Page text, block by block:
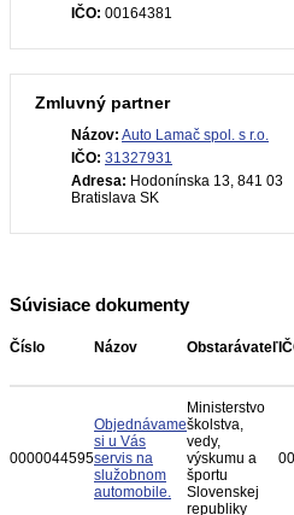
IČO: 00164381
Zmluvný partner
Názov: Auto Lamač spol. s r.o.
IČO: 31327931
Adresa: Hodonínska 13, 841 03
Bratislava SK
Súvisiace dokumenty
Číslo Názov Obstarávateľ
0000044595
Objednávame
si u Vás
servis na
služobnom
automobile.
Ministerstvo
školstva,
vedy,
výskumu a
športu
Slovenskej
republiky